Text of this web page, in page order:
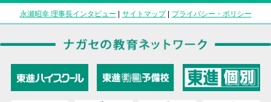
永瀬昭幸 理事長インタビュー | サイトマップ| プライバシー・ポリシー